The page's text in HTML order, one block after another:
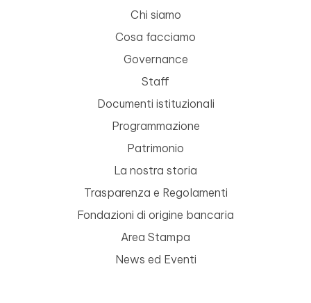
Chi siamo
Cosa facciamo
Governance
Staff
Documenti istituzionali
Programmazione
Patrimonio
La nostra storia
Trasparenza e Regolamenti
Fondazioni di origine bancaria
Area Stampa
News ed Eventi